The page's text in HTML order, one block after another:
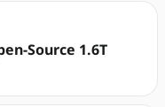
Source 1.6T